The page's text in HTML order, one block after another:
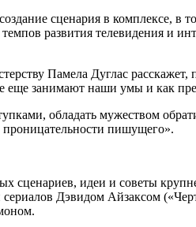
сценария в комплексе,
развития телевидения и
Памела Дуглас
еще занимают наши умы и как
обладать мужеством
проницательности пишущего».
сценариев, идеи и советы
сериалов Дэвидом Айзаксом